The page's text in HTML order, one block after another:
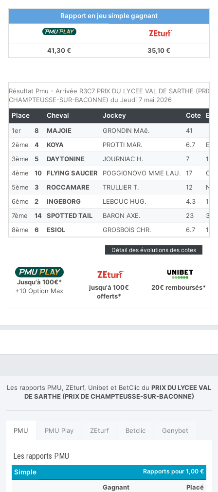
Rapport en jeu simple gagnant
41,30 € 35,10 €
Résultat Pmu - Arrivée R3C7 PRIX DU LYCEE VAL DE SARTHE (PRIX
CHAMPTEUSSE-SUR-BACONNE) du Jeudi 7 mai 2026
1er 8 MAJOIE GRONDIN MAë.
41
2ème
4 KOYA PROTTI MAR. 6.7
3ème
5 DAYTONINE JOURNIAC H. 7
1
4ème
10 FLYING SAUCER POGGIONOVO MME LAU. 17
5ème
3 ROCCAMARE TRULLIER T. 12
NEZ
6ème
2 INGEBORG LEBOUC HUG. 4.3
1
7ème
14 SPOTTED TAIL BARON AXE. 23
3
8ème
6 ESIOL GROSBOIS CHR. 6.7 1/2
Place Cheval Jockey Cote
Détail des évolutions des cotes
Jusqu'à 100€*
+10 Option Max
jusqu'à 100€
offerts*
20€ remboursés*
Les rapports PMU, ZEturf, Unibet et BetClic du PRIX DU LYCEE VAL
DE SARTHE (PRIX DE CHAMPTEUSSE-SUR-BACONNE)
PMU PMU Play ZEturf Betclic Genybet
Les rapports PMU
Simple Rapports pour 1,00 €
Gagnant
Placé